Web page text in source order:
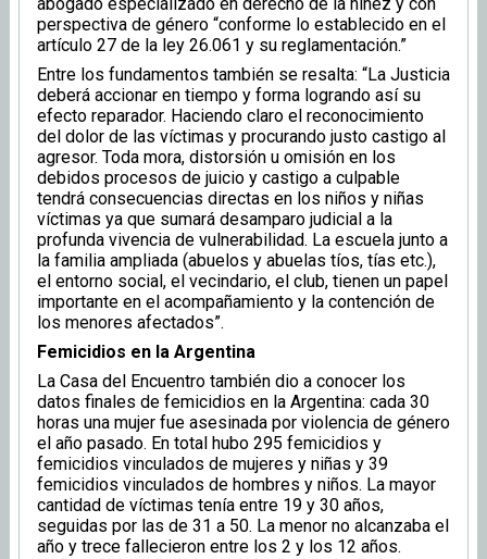
perspectiva de género “conforme lo establecido en el
artículo 27 de la ley 26.061 y su reglamentación.”
Entre los fundamentos también se resalta: “La Justicia
deberá accionar en tiempo y forma logrando así su
efecto reparador. Haciendo claro el reconocimiento
del dolor de las víctimas y procurando justo castigo al
agresor. Toda mora, distorsión u omisión en los
debidos procesos de juicio y castigo a culpable
tendrá consecuencias directas en los niños y niñas
víctimas ya que sumará desamparo judicial a la
profunda vivencia de vulnerabilidad. La escuela junto a
la familia ampliada (abuelos y abuelas tíos, tías etc.),
el entorno social, el vecindario, el club, tienen un papel
importante en el acompañamiento y la contención de
los menores afectados”.
Femicidios en la Argentina
La Casa del Encuentro también dio a conocer los
datos finales de femicidios en la Argentina: cada 30
horas una mujer fue asesinada por violencia de género
el año pasado. En total hubo 295 femicidios y
femicidios vinculados de mujeres y niñas y 39
femicidios vinculados de hombres y niños. La mayor
cantidad de víctimas tenía entre 19 y 30 años,
seguidas por las de 31 a 50. La menor no alcanzaba el
año y trece fallecieron entre los 2 y los 12 años.